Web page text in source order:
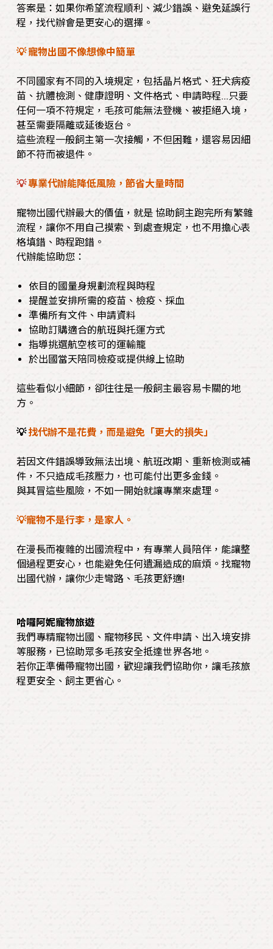
答案是：如果你希望流程順利、減少錯誤、避免延誤行
程，找代辦會是更安心的選擇。
💡 寵物出國不像想像中簡單
不同國家有不同的入境規定，包括晶片格式、狂犬病疫
苗、抗體檢測、健康證明、文件格式、申請時程…只要
任何一項不符規定，毛孩可能無法登機、被拒絕入境，
甚至需要隔離或延後返台。
這些流程一般飼主第一次接觸，不但困難，還容易因細
節不符而被退件。
💡專業代辦能降低風險，節省大量時間
寵物出國代辦最大的價值，就是 協助飼主跑完所有繁雜
流程，讓你不用自己摸索、到處查規定，也不用擔心表
格填錯、時程跑錯。
代辦能協助您：
依目的國量身規劃流程與時程
提醒並安排所需的疫苗、檢疫、採血
準備所有文件、申請資料
協助訂購適合的航班與托運方式
指導挑選航空核可的運輸籠
於出國當天陪同檢疫或提供線上協助
這些看似小細節，卻往往是一般飼主最容易卡關的地
方。
💡找代辦不是花費，而是避免「更大的損失」
若因文件錯誤導致無法出境、航班改期、重新檢測或補
件，不只造成毛孩壓力，也可能付出更多金錢。
與其冒這些風險，不如一開始就讓專業來處理。
💡寵物不是行李，是家人。
在漫長而複雜的出國流程中，有專業人員陪伴，能讓整
個過程更安心，也能避免任何遺漏造成的麻煩。找寵物
出國代辦，讓你少走彎路、毛孩更舒適!
哈囉阿妮寵物旅遊
我們專精寵物出國、寵物移民、文件申請、出入境安排
等服務，已協助眾多毛孩安全抵達世界各地。
若你正準備帶寵物出國，歡迎讓我們協助你，讓毛孩旅
程更安全、飼主更省心。